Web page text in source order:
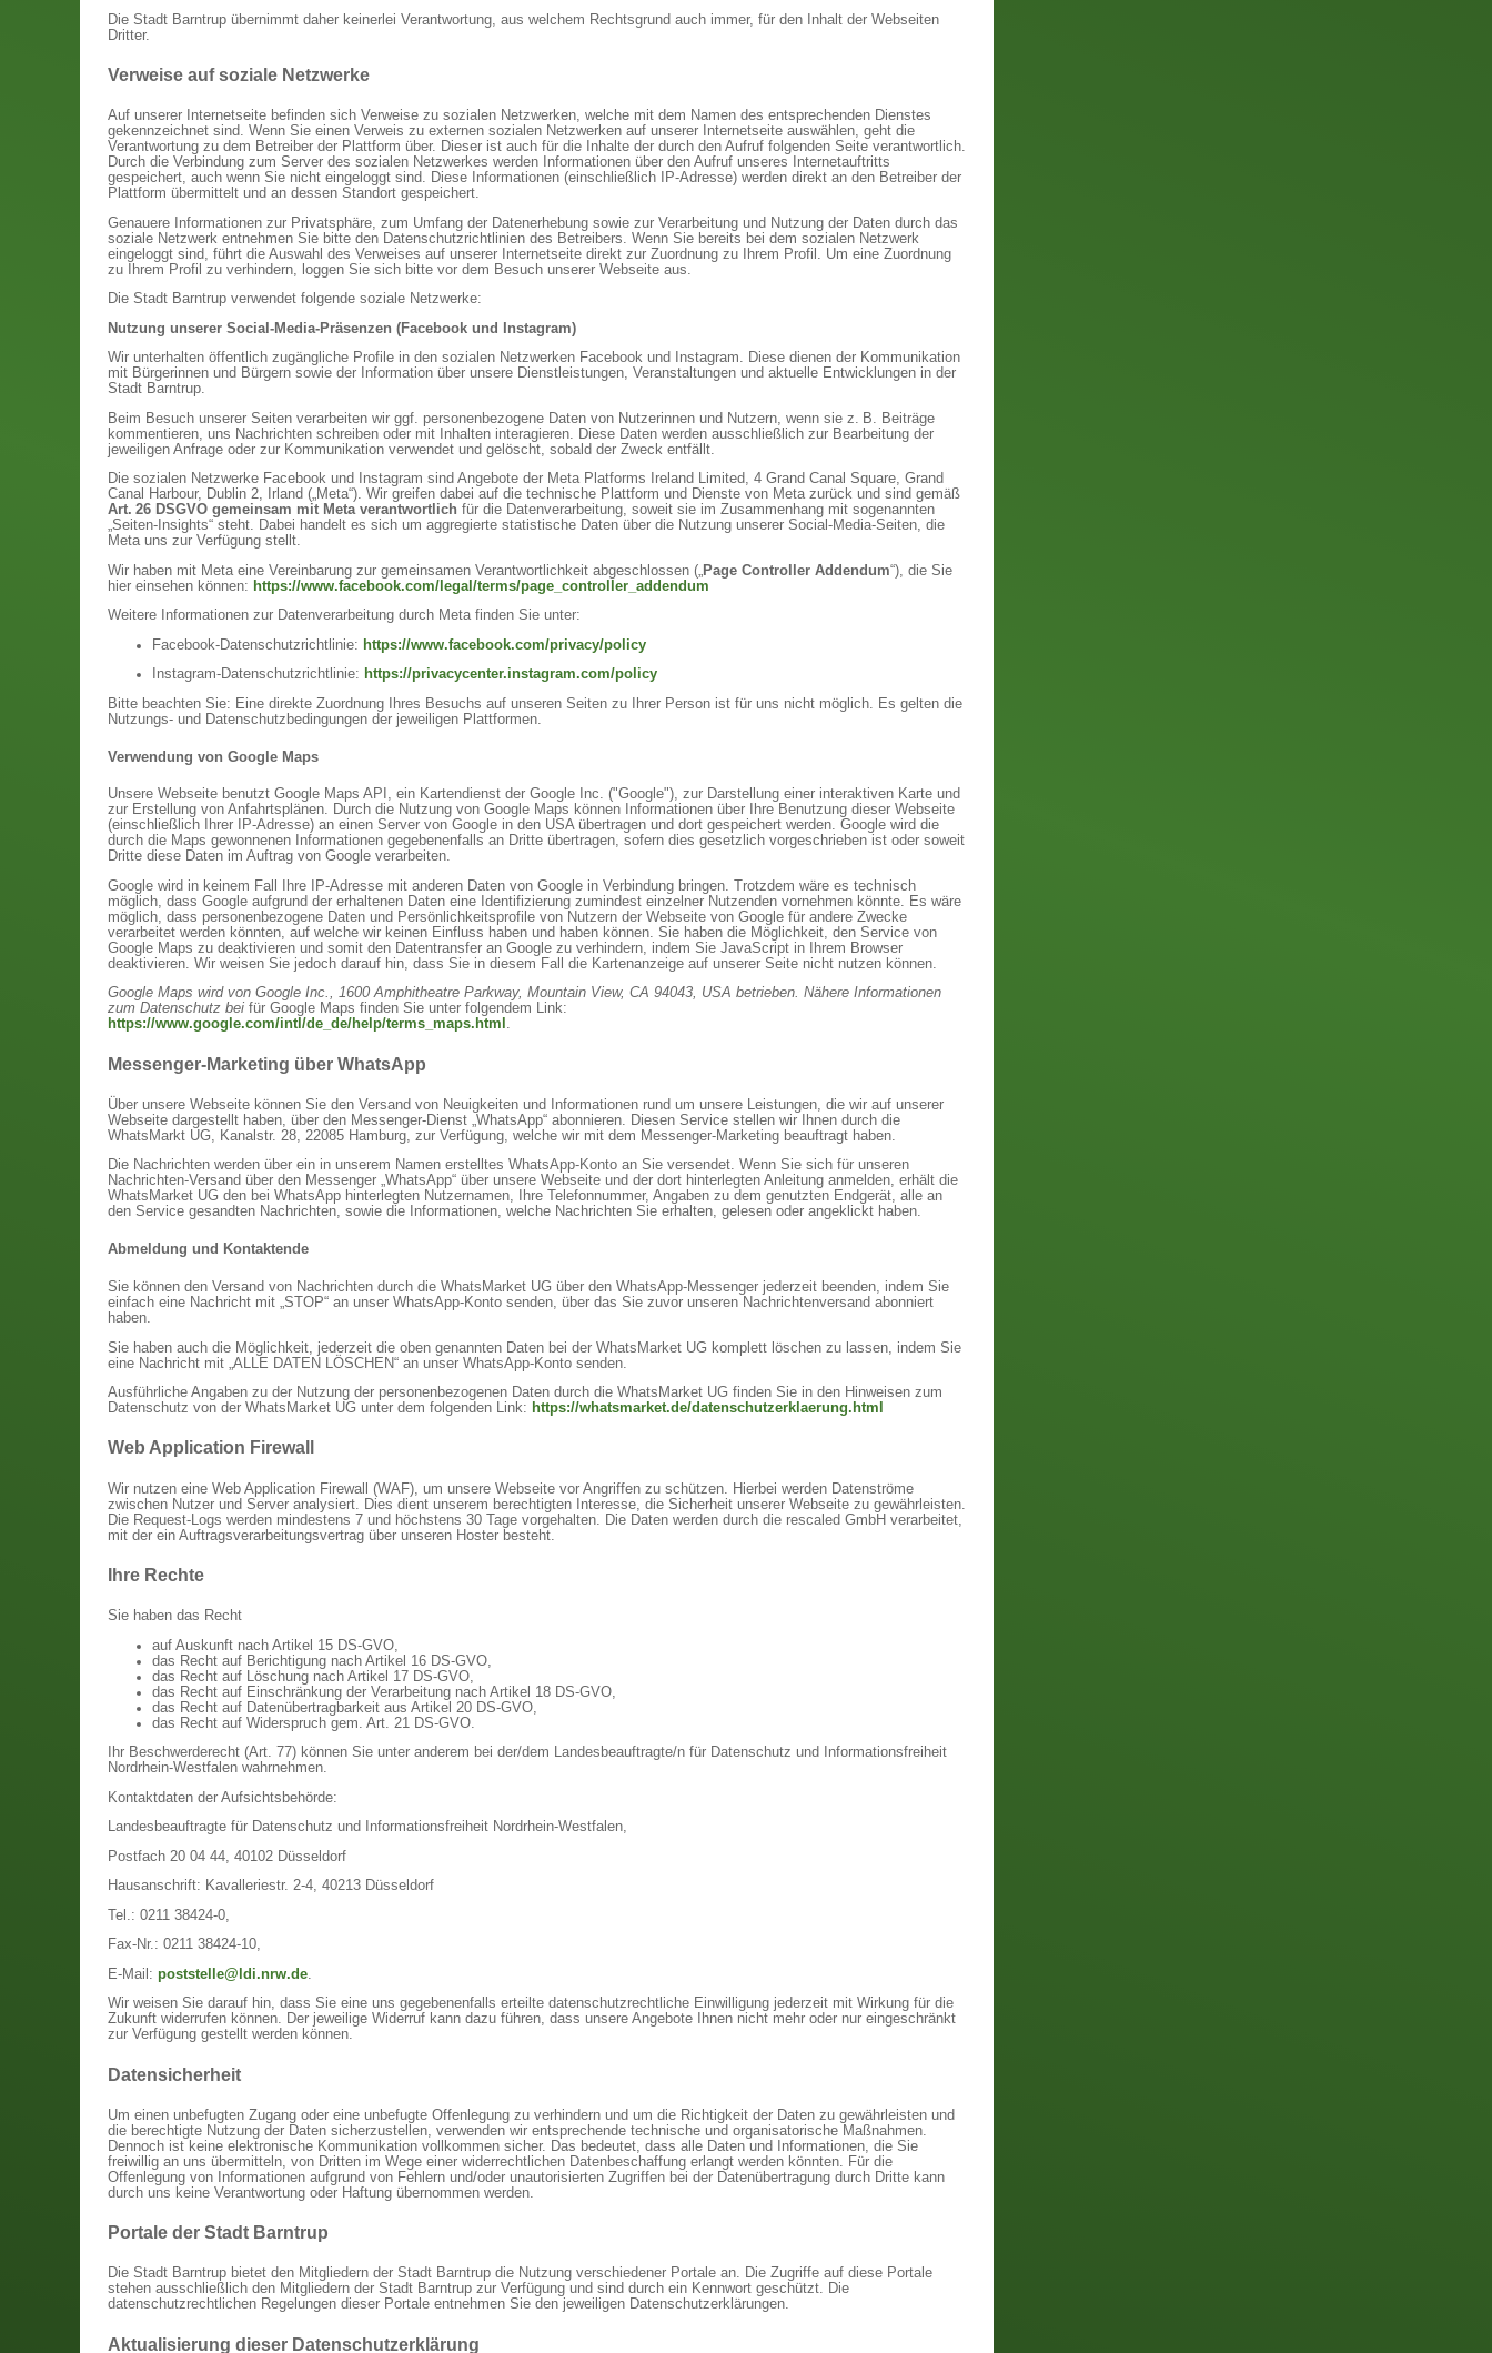
Die Stadt Barntrup übernimmt daher keinerlei Verantwortung, aus welchem Rechtsgrund auch immer, für den Inhalt der Webseiten
Dritter.
Verweise auf soziale Netzwerke
Auf unserer Internetseite befinden sich Verweise zu sozialen Netzwerken, welche mit dem Namen des entsprechenden Dienstes
gekennzeichnet sind. Wenn Sie einen Verweis zu externen sozialen Netzwerken auf unserer Internetseite auswählen, geht die
Verantwortung zu dem Betreiber der Plattform über. Dieser ist auch für die Inhalte der durch den Aufruf folgenden Seite verantwortlich.
Durch die Verbindung zum Server des sozialen Netzwerkes werden Informationen über den Aufruf unseres Internetauftritts
gespeichert, auch wenn Sie nicht eingeloggt sind. Diese Informationen (einschließlich IP-Adresse) werden direkt an den Betreiber der
Plattform übermittelt und an dessen Standort gespeichert.
Genauere Informationen zur Privatsphäre, zum Umfang der Datenerhebung sowie zur Verarbeitung und Nutzung der Daten durch das
soziale Netzwerk entnehmen Sie bitte den Datenschutzrichtlinien des Betreibers. Wenn Sie bereits bei dem sozialen Netzwerk
eingeloggt sind, führt die Auswahl des Verweises auf unserer Internetseite direkt zur Zuordnung zu Ihrem Profil. Um eine Zuordnung
zu Ihrem Profil zu verhindern, loggen Sie sich bitte vor dem Besuch unserer Webseite aus.
Die Stadt Barntrup verwendet folgende soziale Netzwerke:
Nutzung unserer Social-Media-Präsenzen (Facebook und Instagram)
Wir unterhalten öffentlich zugängliche Profile in den sozialen Netzwerken Facebook und Instagram. Diese dienen der Kommunikation
mit Bürgerinnen und Bürgern sowie der Information über unsere Dienstleistungen, Veranstaltungen und aktuelle Entwicklungen in der
Stadt Barntrup.
Beim Besuch unserer Seiten verarbeiten wir ggf. personenbezogene Daten von Nutzerinnen und Nutzern, wenn sie z. B. Beiträge
kommentieren, uns Nachrichten schreiben oder mit Inhalten interagieren. Diese Daten werden ausschließlich zur Bearbeitung der
jeweiligen Anfrage oder zur Kommunikation verwendet und gelöscht, sobald der Zweck entfällt.
Die sozialen Netzwerke Facebook und Instagram sind Angebote der Meta Platforms Ireland Limited, 4 Grand Canal Square, Grand
Canal Harbour, Dublin 2, Irland („Meta“). Wir greifen dabei auf die technische Plattform und Dienste von Meta zurück und sind gemäß
Art. 26 DSGVO gemeinsam mit Meta verantwortlich für die Datenverarbeitung, soweit sie im Zusammenhang mit sogenannten
„Seiten-Insights“ steht. Dabei handelt es sich um aggregierte statistische Daten über die Nutzung unserer Social-Media-Seiten, die
Meta uns zur Verfügung stellt.
Wir haben mit Meta eine Vereinbarung zur gemeinsamen Verantwortlichkeit abgeschlossen („ Page Controller Addendum“), die Sie
hier einsehen können: https://www.facebook.com/legal/terms/page_controller_addendum
Weitere Informationen zur Datenverarbeitung durch Meta finden Sie unter:
Facebook-Datenschutzrichtlinie: https://www.facebook.com/privacy/policy
Instagram-Datenschutzrichtlinie: https://privacycenter.instagram.com/policy
Bitte beachten Sie: Eine direkte Zuordnung Ihres Besuchs auf unseren Seiten zu Ihrer Person ist für uns nicht möglich. Es gelten die
Nutzungs- und Datenschutzbedingungen der jeweiligen Plattformen.
Verwendung von Google Maps
Unsere Webseite benutzt Google Maps API, ein Kartendienst der Google Inc. ("Google"), zur Darstellung einer interaktiven Karte und
zur Erstellung von Anfahrtsplänen. Durch die Nutzung von Google Maps können Informationen über Ihre Benutzung dieser Webseite
(einschließlich Ihrer IP-Adresse) an einen Server von Google in den USA übertragen und dort gespeichert werden. Google wird die
durch die Maps gewonnenen Informationen gegebenenfalls an Dritte übertragen, sofern dies gesetzlich vorgeschrieben ist oder soweit
Dritte diese Daten im Auftrag von Google verarbeiten.
Google wird in keinem Fall Ihre IP-Adresse mit anderen Daten von Google in Verbindung bringen. Trotzdem wäre es technisch
möglich, dass Google aufgrund der erhaltenen Daten eine Identifizierung zumindest einzelner Nutzenden vornehmen könnte. Es wäre
möglich, dass personenbezogene Daten und Persönlichkeitsprofile von Nutzern der Webseite von Google für andere Zwecke
verarbeitet werden könnten, auf welche wir keinen Einfluss haben und haben können. Sie haben die Möglichkeit, den Service von
Google Maps zu deaktivieren und somit den Datentransfer an Google zu verhindern, indem Sie JavaScript in Ihrem Browser
deaktivieren. Wir weisen Sie jedoch darauf hin, dass Sie in diesem Fall die Kartenanzeige auf unserer Seite nicht nutzen können.
Google Maps wird von Google Inc., 1600 Amphitheatre Parkway, Mountain View, CA 94043, USA betrieben. Nähere Informationen
zum Datenschutz bei für Google Maps finden Sie unter folgendem Link:
https://www.google.com/intl/de_de/help/terms_maps.html .
Messenger-Marketing über WhatsApp
Über unsere Webseite können Sie den Versand von Neuigkeiten und Informationen rund um unsere Leistungen, die wir auf unserer
Webseite dargestellt haben, über den Messenger-Dienst „WhatsApp“ abonnieren. Diesen Service stellen wir Ihnen durch die
WhatsMarkt UG, Kanalstr. 28, 22085 Hamburg, zur Verfügung, welche wir mit dem Messenger-Marketing beauftragt haben.
Die Nachrichten werden über ein in unserem Namen erstelltes WhatsApp-Konto an Sie versendet. Wenn Sie sich für unseren
Nachrichten-Versand über den Messenger „WhatsApp“ über unsere Webseite und der dort hinterlegten Anleitung anmelden, erhält die
WhatsMarket UG den bei WhatsApp hinterlegten Nutzernamen, Ihre Telefonnummer, Angaben zu dem genutzten Endgerät, alle an
den Service gesandten Nachrichten, sowie die Informationen, welche Nachrichten Sie erhalten, gelesen oder angeklickt haben.
Abmeldung und Kontaktende
Sie können den Versand von Nachrichten durch die WhatsMarket UG über den WhatsApp-Messenger jederzeit beenden, indem Sie
einfach eine Nachricht mit „STOP“ an unser WhatsApp-Konto senden, über das Sie zuvor unseren Nachrichtenversand abonniert
haben.
Sie haben auch die Möglichkeit, jederzeit die oben genannten Daten bei der WhatsMarket UG komplett löschen zu lassen, indem Sie
eine Nachricht mit „ALLE DATEN LÖSCHEN“ an unser WhatsApp-Konto senden.
Ausführliche Angaben zu der Nutzung der personenbezogenen Daten durch die WhatsMarket UG finden Sie in den Hinweisen zum
Datenschutz von der WhatsMarket UG unter dem folgenden Link: https://whatsmarket.de/datenschutzerklaerung.html
Web Application Firewall
Wir nutzen eine Web Application Firewall (WAF), um unsere Webseite vor Angriffen zu schützen. Hierbei werden Datenströme
zwischen Nutzer und Server analysiert. Dies dient unserem berechtigten Interesse, die Sicherheit unserer Webseite zu gewährleisten.
Die Request-Logs werden mindestens 7 und höchstens 30 Tage vorgehalten. Die Daten werden durch die rescaled GmbH verarbeitet,
mit der ein Auftragsverarbeitungsvertrag über unseren Hoster besteht.
Ihre Rechte
Sie haben das Recht
auf Auskunft nach Artikel 15 DS-GVO,
das Recht auf Berichtigung nach Artikel 16 DS-GVO,
das Recht auf Löschung nach Artikel 17 DS-GVO,
das Recht auf Einschränkung der Verarbeitung nach Artikel 18 DS-GVO,
das Recht auf Datenübertragbarkeit aus Artikel 20 DS-GVO,
das Recht auf Widerspruch gem. Art. 21 DS-GVO.
Ihr Beschwerderecht (Art. 77) können Sie unter anderem bei der/dem Landesbeauftragte/n für Datenschutz und Informationsfreiheit
Nordrhein-Westfalen wahrnehmen.
Kontaktdaten der Aufsichtsbehörde:
Landesbeauftragte für Datenschutz und Informationsfreiheit Nordrhein-Westfalen,
Postfach 20 04 44, 40102 Düsseldorf
Hausanschrift: Kavalleriestr. 2-4, 40213 Düsseldorf
Tel.: 0211 38424-0,
Fax-Nr.: 0211 38424-10,
E-Mail: poststelle@ldi.nrw.de
Wir weisen Sie darauf hin, dass Sie eine uns gegebenenfalls erteilte datenschutzrechtliche Einwilligung jederzeit mit Wirkung für die
Zukunft widerrufen können. Der jeweilige Widerruf kann dazu führen, dass unsere Angebote Ihnen nicht mehr oder nur eingeschränkt
zur Verfügung gestellt werden können.
Datensicherheit
Um einen unbefugten Zugang oder eine unbefugte Offenlegung zu verhindern und um die Richtigkeit der Daten zu gewährleisten und
die berechtigte Nutzung der Daten sicherzustellen, verwenden wir entsprechende technische und organisatorische Maßnahmen.
Dennoch ist keine elektronische Kommunikation vollkommen sicher. Das bedeutet, dass alle Daten und Informationen, die Sie
freiwillig an uns übermitteln, von Dritten im Wege einer widerrechtlichen Datenbeschaffung erlangt werden könnten. Für die
Offenlegung von Informationen aufgrund von Fehlern und/oder unautorisierten Zugriffen bei der Datenübertragung durch Dritte kann
durch uns keine Verantwortung oder Haftung übernommen werden.
Portale der Stadt Barntrup
Die Stadt Barntrup bietet den Mitgliedern der Stadt Barntrup die Nutzung verschiedener Portale an. Die Zugriffe auf diese Portale
stehen ausschließlich den Mitgliedern der Stadt Barntrup zur Verfügung und sind durch ein Kennwort geschützt. Die
datenschutzrechtlichen Regelungen dieser Portale entnehmen Sie den jeweiligen Datenschutzerklärungen.
Aktualisierung dieser Datenschutzerklärung